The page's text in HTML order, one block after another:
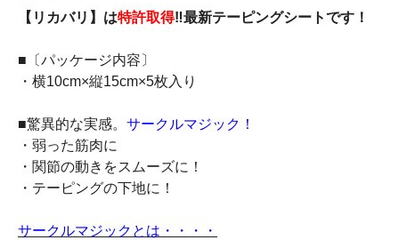
【リカバリ】は特許取得‼最新テーピングシートです！
■〔パッケージ内容〕
・横10cm×縦15cm×5枚入り
■驚異的な実感。 サークルマジック！
・弱った筋肉に
・関節の動きをスムーズに！
・テーピングの下地に！
サークルマジックとは・・・・